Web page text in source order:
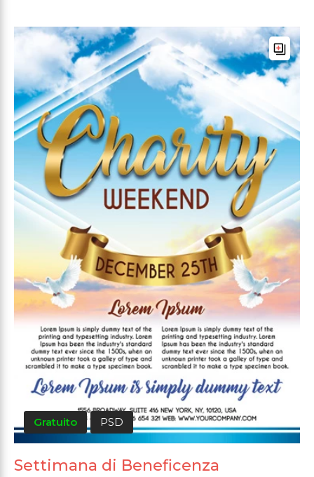
Gratuito PSD
Settimana di Beneficenza